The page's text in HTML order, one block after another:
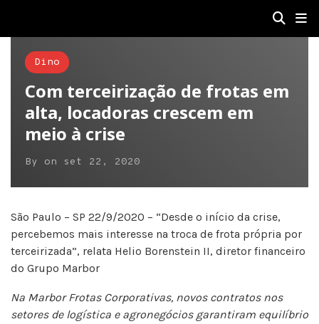
Dino
Com terceirização de frotas em
alta, locadoras crescem em
meio à crise
By on set 22, 2020
São Paulo – SP 22/9/2020 – “Desde o início da crise,
percebemos mais interesse na troca de frota própria por
terceirizada”, relata Helio Borenstein II, diretor financeiro
do Grupo Marbor
Na Marbor Frotas Corporativas, novos contratos nos
setores de logística e agronegócios garantiram equilíbrio